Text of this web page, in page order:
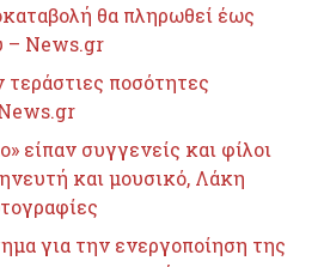
θα πληρωθεί έως
– News.gr
ποσότητες
είπαν συγγενείς και φίλοι
και μουσικό, Λάκη
για την ενεργοποίηση της